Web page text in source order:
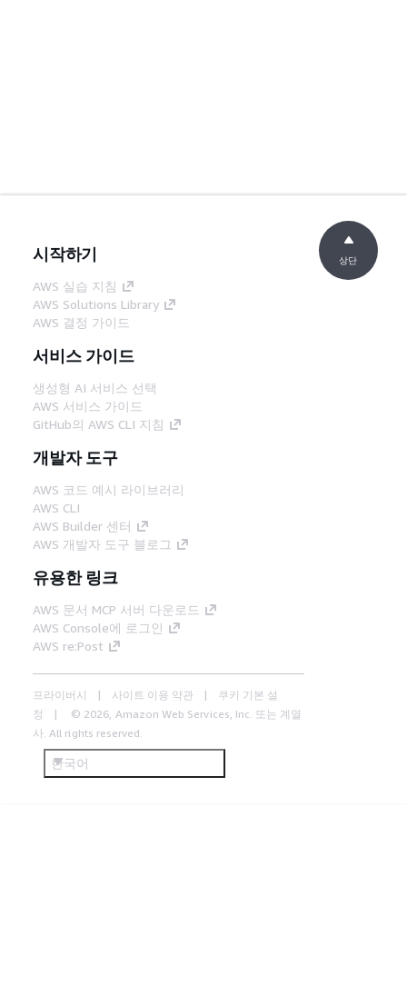
시작하기
AWS 실습 지침
AWS Solutions Library
AWS 결정 가이드
서비스 가이드
생성형 AI 서비스 선택
AWS 서비스 가이드
GitHub의 AWS CLI 지침
개발자 도구
AWS 코드 예시 라이브러리
AWS CLI
AWS Builder 센터
AWS 개발자 도구 블로그
유용한 링크
AWS 문서 MCP 서버 다운로드
AWS Console에 로그인
AWS re:Post
프라이버시 사이트 이용 약관
쿠키 기본 설
정
© 2026, Amazon Web Services, Inc. 또는 계열
사. All rights reserved.
한국어
상단